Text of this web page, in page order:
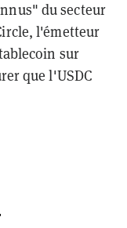
du secteur
l'émetteur
sur
que l'USDC